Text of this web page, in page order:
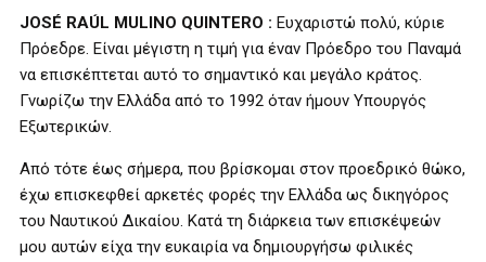
JOSÉ RAÚL MULINO QUINTERO : Ευχαριστώ πολύ, κύριε
Πρόεδρε. Είναι μέγιστη η τιμή για έναν Πρόεδρο του Παναμά
να επισκέπτεται αυτό το σημαντικό και μεγάλο κράτος.
Γνωρίζω την Ελλάδα από το 1992 όταν ήμουν Υπουργός
Εξωτερικών.
Από τότε έως σήμερα, που βρίσκομαι στον προεδρικό θώκο,
έχω επισκεφθεί αρκετές φορές την Ελλάδα ως δικηγόρος
του Ναυτικού Δικαίου. Κατά τη διάρκεια των επισκέψεών
μου αυτών είχα την ευκαιρία να δημιουργήσω φιλικές